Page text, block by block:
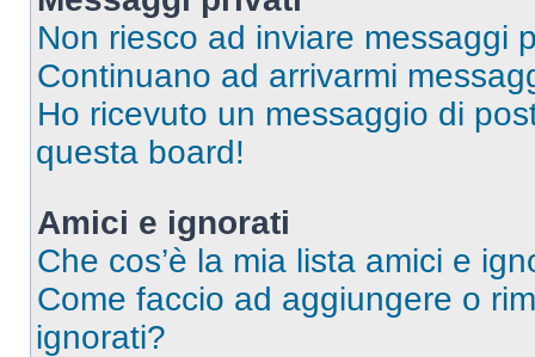
Non riesco ad inviare messaggi
Continuano ad arrivarmi
Ho ricevuto un messaggio di
questa board!
Amici e ignorati
Che cos’è la mia lista amici e
Come faccio ad aggiungere o
ignorati?